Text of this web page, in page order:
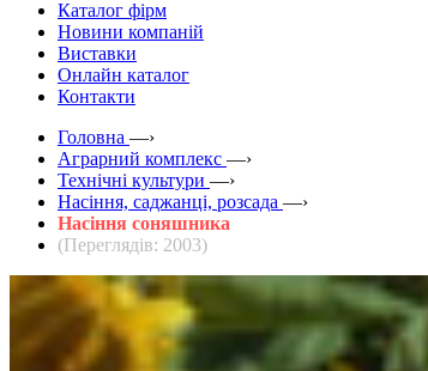
Каталог фірм
Новини компаній
Виставки
Онлайн каталог
Контакти
Головна —›
Аграрний комплекс —›
Технічні культури —›
Насіння, саджанці, розсада —›
Насіння соняшника
(Переглядів: 2003)